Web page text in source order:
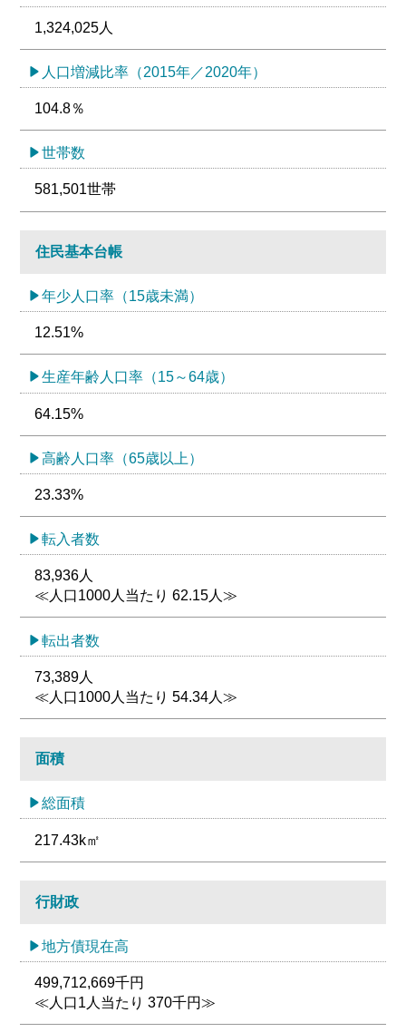
1,324,025人
人口増減比率（2015年／2020年）
104.8％
世帯数
581,501世帯
住民基本台帳
年少人口率（15歳未満）
12.51%
生産年齢人口率（15～64歳）
64.15%
高齢人口率（65歳以上）
23.33%
転入者数
83,936人
≪人口1000人当たり 62.15人≫
転出者数
73,389人
≪人口1000人当たり 54.34人≫
面積
総面積
217.43k㎡
行財政
地方債現在高
499,712,669千円
≪人口1人当たり 370千円≫